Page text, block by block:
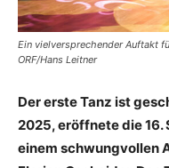
Ein vielversprechender Auftakt
ORF/Hans Leitner
Der erste Tanz ist
2025, eröffnete die 16.
einem schwungvollen